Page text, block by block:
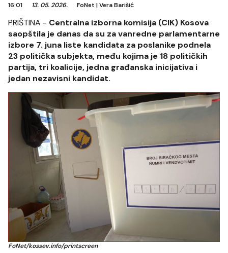
16:01 13. 05. 2026. FoNet |Vera Barišić
PRIŠTINA - Centralna izborna komisija (CIK) Kosova
saopštila je danas da su za vanredne parlamentarne
izbore 7. juna liste kandidata za poslanike podnela
23 politička subjekta, među kojima je 18 političkih
partija, tri koalicije, jedna građanska inicijativa i
jedan nezavisni kandidat.
FoNet/kossev.info/printscreen